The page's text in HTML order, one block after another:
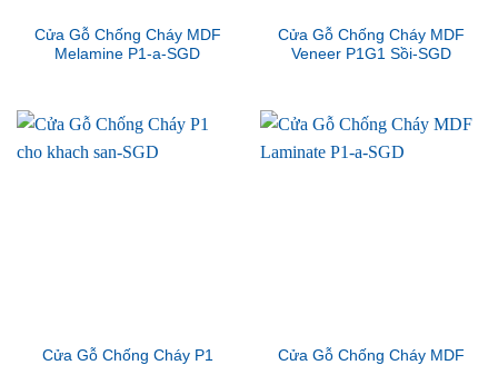
Cửa Gỗ Chống Cháy MDF
Melamine P1-a-SGD
Cửa Gỗ Chống Cháy MDF
Veneer P1G1 Sồi-SGD
Cửa Gỗ Chống Cháy P1 Cửa Gỗ Chống Cháy MDF